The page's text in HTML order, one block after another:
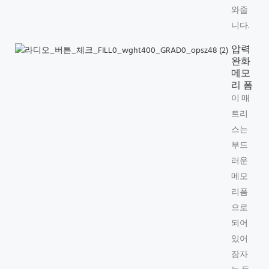
와줍
니다.
압력
완화
메모
리 폼
이 매
트리
스는
부드
러운
메모
리폼
으로
되어
있어
잠자